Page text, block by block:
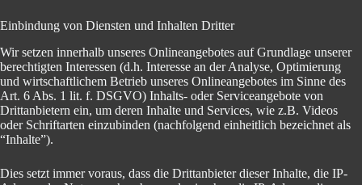
Einbindung von Diensten und Inhalten Dritter
Wir setzen innerhalb unseres Onlineangebotes auf Grundlage unserer
berechtigten Interessen (d.h. Interesse an der Analyse, Optimierung
und wirtschaftlichem Betrieb unseres Onlineangebotes im Sinne des
Art. 6 Abs. 1 lit. f. DSGVO) Inhalts- oder Serviceangebote von
Drittanbietern ein, um deren Inhalte und Services, wie z.B. Videos
oder Schriftarten einzubinden (nachfolgend einheitlich bezeichnet als
“Inhalte”).
Dies setzt immer voraus, dass die Drittanbieter dieser Inhalte, die IP-